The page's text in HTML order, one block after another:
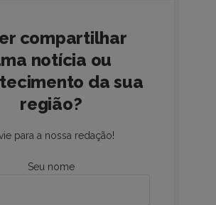
compartilhar
notícia ou
da sua
região?
para a nossa redação!
Seu nome